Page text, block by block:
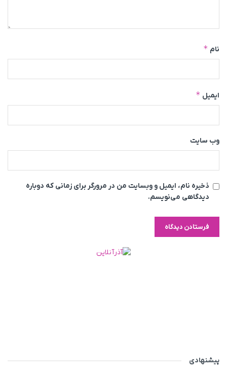
نام *
ایمیل *
وب‌ سایت
ذخیره نام، ایمیل و وبسایت من در مرورگر برای زمانی که دوباره
دیدگاهی می‌نویسم.
پیشنهادی